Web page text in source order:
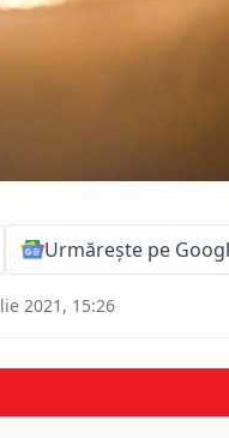
Urmărește pe
2021, 15:26